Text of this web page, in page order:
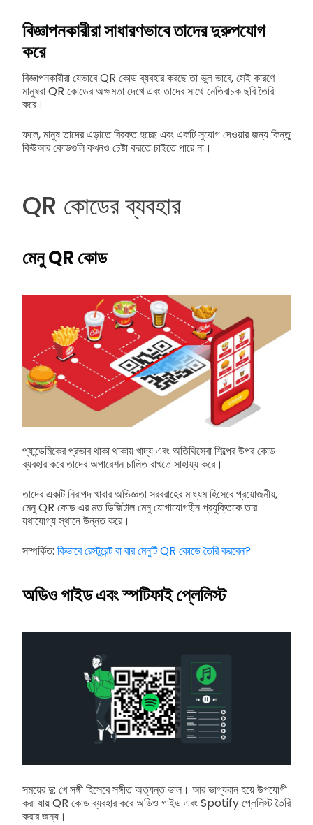
বিজ্ঞাপনকারীরা সাধারণভাবে তাদের দুরুপযোগ
করে
বিজ্ঞাপনকারীরা যেভাবে QR কোড ব্যবহার করছে তা ভুল ভাবে, সেই কারণে
মানুষরা QR কোডের অক্ষমতা দেখে এবং তাদের সাথে নেতিবাচক ছবি তৈরি
করে।
ফলে, মানুষ তাদের এড়াতে বিরক্ত হচ্ছে এবং একটি সুযোগ দেওয়ার জন্য কিন্তু
কিউআর কোডগুলি কখনও চেষ্টা করতে চাইতে পারে না।
QR কোডের ব্যবহার
মেনু QR কোড
প্যান্ডেমিকের প্রভাব থাকা থাকায় খাদ্য এবং অতিথিসেবা শিল্পের উপর কোড
ব্যবহার করে তাদের অপারেশন চালিত রাখতে সাহায্য করে।
তাদের একটি নিরাপদ খাবার অভিজ্ঞতা সরবরাহের মাধ্যম হিসেবে প্রয়োজনীয়,
মেনু QR কোড এর মত ডিজিটাল মেনু যোগাযোগহীন প্রযুক্তিকে তার
যথাযোগ্য স্থানে উন্নত করে।
সম্পর্কিত: কিভাবে রেস্টুরেন্ট বা বার মেনুটি QR কোডে তৈরি করবেন?
অডিও গাইড এবং স্পটিফাই প্লেলিস্ট
সময়ের দু: খে সঙ্গী হিসেবে সঙ্গীত অত্যন্ত ভাল। আর ভাগ্যবান হয়ে উপযোগী
করা যায় QR কোড ব্যবহার করে অডিও গাইড এবং Spotify প্লেলিস্ট তৈরি
করার জন্য।